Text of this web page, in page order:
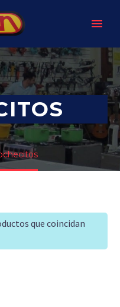
que coincidan